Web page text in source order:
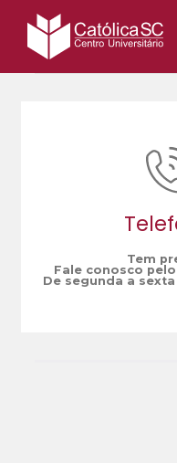
Home condições
Tem
Fale conosco
De segunda a